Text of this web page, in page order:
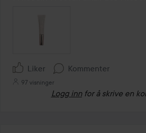
Liker Kommenter
97 visninger
Logg inn for å skrive en